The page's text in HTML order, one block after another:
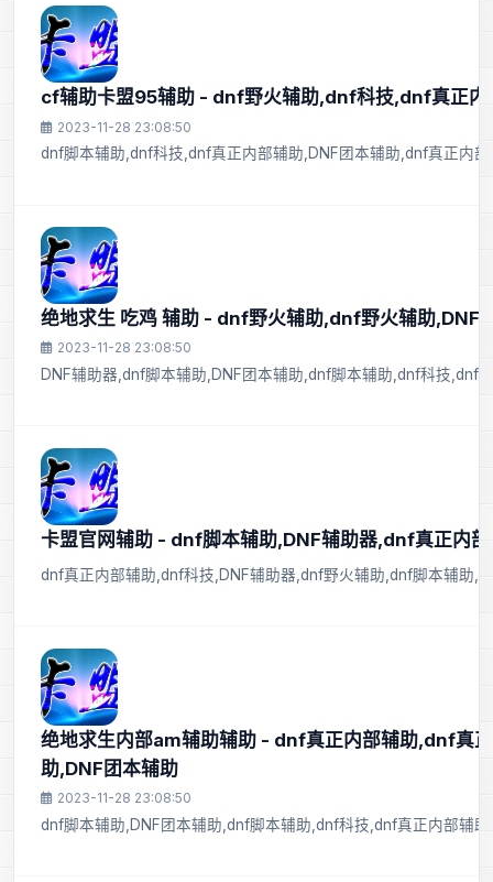
cf辅助卡盟95辅助 - dnf野火辅助,dnf科技,dnf真正内
2023-11-28 23:08:50
dnf脚本辅助,dnf科技,dnf真正内部辅助,DNF团本辅助,dnf真正内
绝地求生 吃鸡 辅助 - dnf野火辅助,dnf野火辅助,DNF
2023-11-28 23:08:50
DNF辅助器,dnf脚本辅助,DNF团本辅助,dnf脚本辅助,dnf科技,dnf
卡盟官网辅助 - dnf脚本辅助,DNF辅助器,dnf真正内
dnf真正内部辅助,dnf科技,DNF辅助器,dnf野火辅助,dnf脚本辅助
绝地求生内部am辅助辅助 - dnf真正内部辅助,dnf真
助,DNF团本辅助
2023-11-28 23:08:50
dnf脚本辅助,DNF团本辅助,dnf脚本辅助,dnf科技,dnf真正内部辅